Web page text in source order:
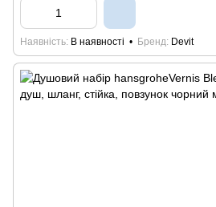
Наявність В наявності Бренд Devit